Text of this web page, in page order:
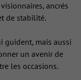
ancrés
de stabilité.
guident, mais aussi
un avenir de
les occasions.